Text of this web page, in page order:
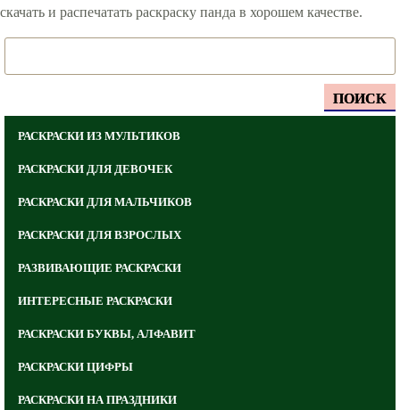
ПОИСК
РАСКРАСКИ ИЗ МУЛЬТИКОВ
РАСКРАСКИ ДЛЯ ДЕВОЧЕК
РАСКРАСКИ ДЛЯ МАЛЬЧИКОВ
РАСКРАСКИ ДЛЯ ВЗРОСЛЫХ
РАЗВИВАЮЩИЕ РАСКРАСКИ
ИНТЕРЕСНЫЕ РАСКРАСКИ
РАСКРАСКИ БУКВЫ, АЛФАВИТ
РАСКРАСКИ ЦИФРЫ
РАСКРАСКИ НА ПРАЗДНИКИ
скачать и распечатать раскраску панда в хорошем качестве.